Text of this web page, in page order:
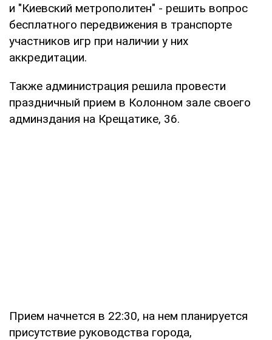
и "Киевский метрополитен" - решить вопрос
бесплатного передвижения в транспорте
участников игр при наличии у них
аккредитации.
Также администрация решила провести
праздничный прием в Колонном зале своего
админздания на Крещатике, 36.
Прием начнется в 22:30, на нем планируется
присутствие руководства города,